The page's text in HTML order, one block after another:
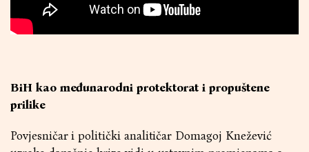
BiH kao međunarodni protektorat i propuštene
prilike
Povjesničar i politički analitičar Domagoj Knežević